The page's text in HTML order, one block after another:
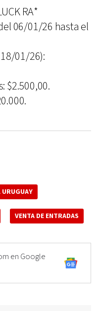
RA*
06/01/26 hasta el
01/26):
$2.500,00.
URUGUAY
VENTA DE ENTRADAS
en Google